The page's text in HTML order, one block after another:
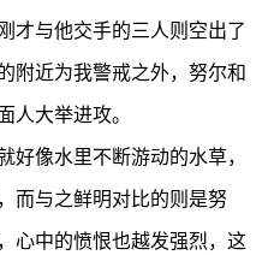
与他交手的三人则空出了
附近为我警戒之外，努尔和
人大举进攻。
像水里不断游动的水草，
而与之鲜明对比的则是努
心中的愤恨也越发强烈，这